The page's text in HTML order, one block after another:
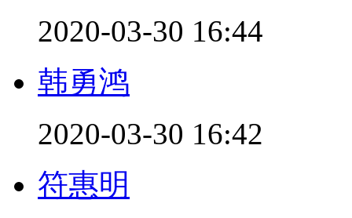
2020-03-30 16:44
韩勇鸿
2020-03-30 16:42
符惠明